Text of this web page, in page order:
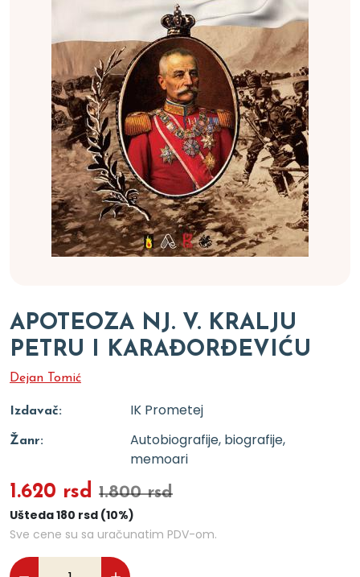
APOTEOZA NJ. V. KRALJU
PETRU I KARAĐORĐEVIĆU
Dejan Tomić
Izdavač: IK Prometej
Žanr:
Autobiografije, biografije,
memoari
1.620 rsd 1.800 rsd
Ušteda 180 rsd (10%)
Sve cene su sa uračunatim PDV-om.